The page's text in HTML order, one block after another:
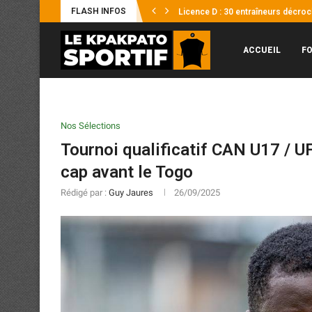
FLASH INFOS Afrobasket U18 2026 : les
Supercoupe FHB : l’ASEC frappe
Coupes Africaines : Les 4
Éléphants / Hervé Renard : « Je
Mercato : Yann Diomandé, pour
Afrobasket U18 2026 : Les
UFOA-B : les Éléphanteaux
Supercoupe Félix Houphouët-
ACCUEIL
Nos Sélections
Tournoi qualificatif CAN U17 /
cap avant le Togo
Rédigé par : Guy Jaures 26/09/2025